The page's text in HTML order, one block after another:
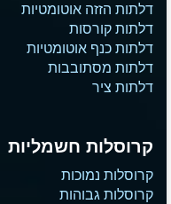
דלתות הזזה אוטומטיות
דלתות קורסות
דלתות כנף אוטומטיות
דלתות מסתובבות
דלתות ציר
קרוסלות חשמליות
קרוסלות נמוכות
קרוסלות גבוהות